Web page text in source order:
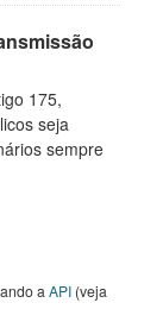
175,
seja
sempre
a API (veja